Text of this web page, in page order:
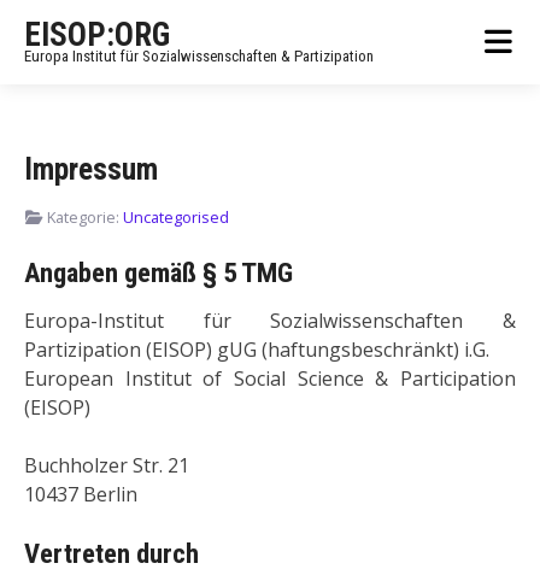
EISOP:ORG
Europa Institut für Sozialwissenschaften & Partizipation
Impressum
Kategorie: Uncategorised
Angaben gemäß § 5 TMG
Europa-Institut für Sozialwissenschaften &
Partizipation (EISOP) gUG (haftungsbeschränkt) i.G.
European Institut of Social Science & Participation
(EISOP)
Buchholzer Str. 21
10437 Berlin
Vertreten durch